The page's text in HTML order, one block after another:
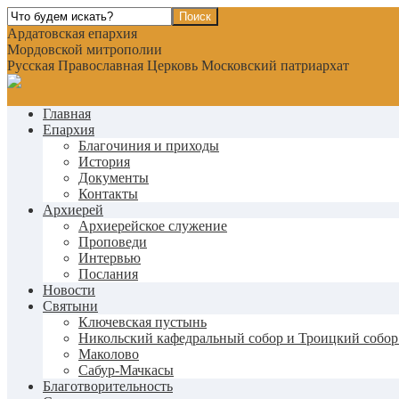
Ардатовская епархия
Мордовской митрополии
Русская Православная Церковь Московский патриархат
Главная
Епархия
Благочиния и приходы
История
Документы
Контакты
Архиерей
Архиерейское служение
Проповеди
Интервью
Послания
Новости
Святыни
Ключевская пустынь
Никольский кафедральный собор и Троицкий собор
Маколово
Сабур-Мачкасы
Благотворительность